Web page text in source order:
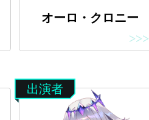
オーロ・クロニー
>>>
出演者